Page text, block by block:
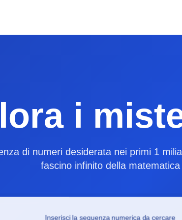
i
di numeri desiderata nei primi 1
fascino infinito della matematica